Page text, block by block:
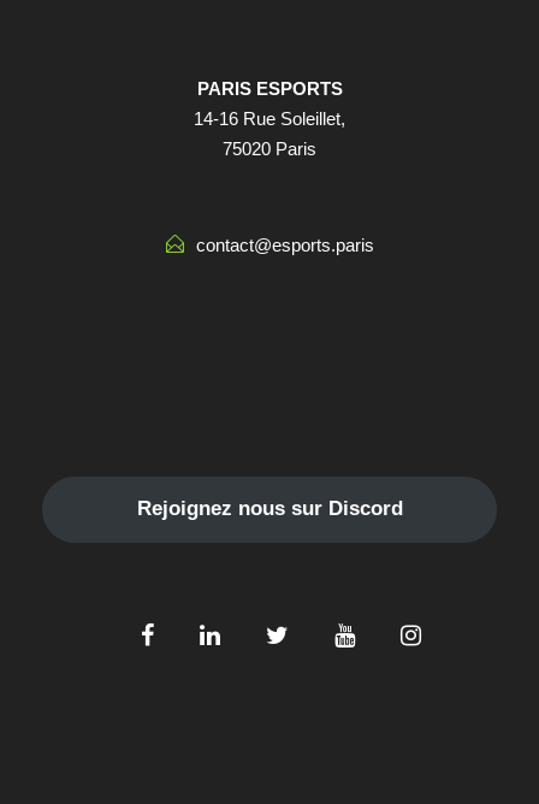
PARIS ESPORTS
14-16 Rue Soleillet,
75020 Paris
contact@esports.paris
Rejoignez nous sur Discord